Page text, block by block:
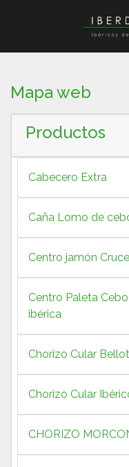
Mapa web
Productos
Cabecero Extra
Caña Lomo de
Centro jamón
Centro Paleta
ibérica
Chorizo Cular
Chorizo Cular
CHORIZO